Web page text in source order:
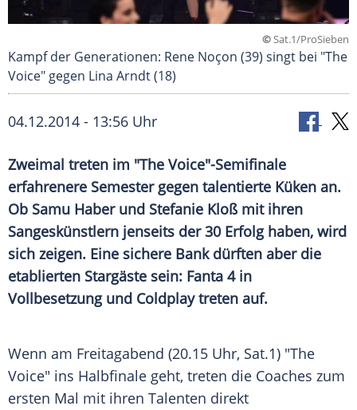
©Sat.1/ProSieben
Kampf der Generationen: Rene Noçon (39) singt bei "The
Voice" gegen Lina Arndt (18)
04.12.2014 - 13:56 Uhr
Zweimal treten im "The Voice"-Semifinale
erfahrenere Semester gegen talentierte Küken an.
Ob Samu Haber und Stefanie Kloß mit ihren
Sangeskünstlern jenseits der 30 Erfolg haben, wird
sich zeigen. Eine sichere Bank dürften aber die
etablierten Stargäste sein: Fanta 4 in
Vollbesetzung und Coldplay treten auf.
Wenn am Freitagabend (20.15 Uhr, Sat.1) "The
Voice" ins Halbfinale geht, treten die Coaches zum
ersten Mal mit ihren Talenten direkt